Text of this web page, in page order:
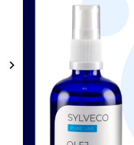
Idealny dla osób,
95 ml
Składniki wiodące:
22.99Zł
Najniższa cena z 30
Na stanie
Dodaj